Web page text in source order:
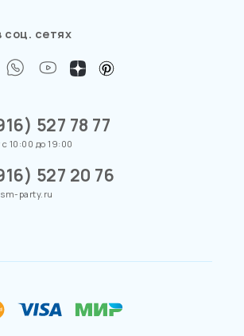
соц. сетях
527 78 77
10:00 до 19:00
527 20 76
party.ru